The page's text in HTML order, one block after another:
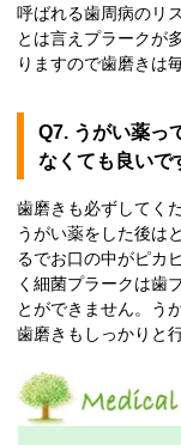
呼ばれる歯周病のリ
とは言えプラークが
りますので歯磨きは
Q7. うがい薬っ
なくても良いで
歯磨きも必ずしてく
うがい薬をした後は
るでお口の中がピカ
く細菌プラークは歯
とができません。う
歯磨きもしっかりと